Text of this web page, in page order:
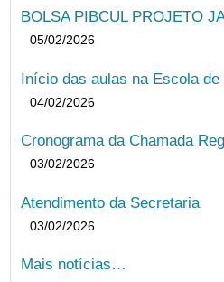
BOLSA PIBCUL PROJETO
05/02/2026
Início das aulas na Escola
04/02/2026
Cronograma da Chamada
03/02/2026
Atendimento da Secretaria
03/02/2026
Mais notícias…